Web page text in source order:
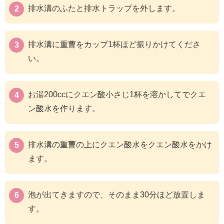
排水溝のふたと排水トラップを外します。
排水溝に重曹をカップ1杯ほど振りかけてくださ
い。
お湯200ccにクエン酸小さじ1杯を溶かしてでクエ
ン酸水を作ります。
排水溝の重曹の上にクエン酸水をクエン酸水をかけ
ます。
泡が出てきますので、そのまま30分ほど放置しま
す。